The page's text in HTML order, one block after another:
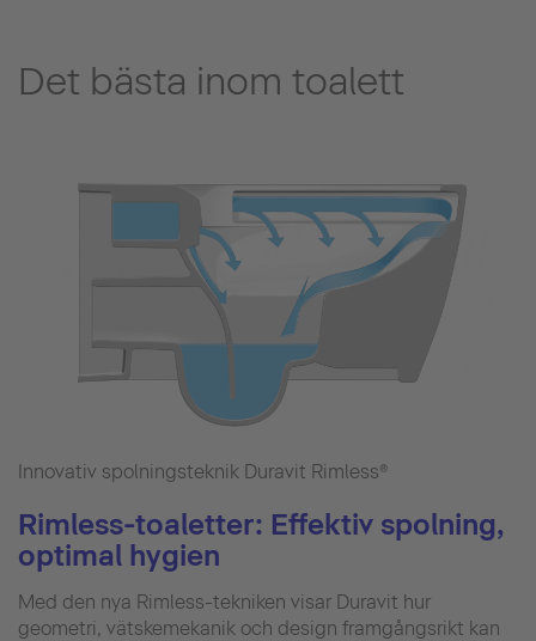
Det bästa inom toalett
Innovativ spolningsteknik Duravit Rimless®
Rimless-toaletter: Effektiv spolning,
optimal hygien
Med den nya Rimless-tekniken visar Duravit hur
geometri, vätskemekanik och design framgångsrikt kan